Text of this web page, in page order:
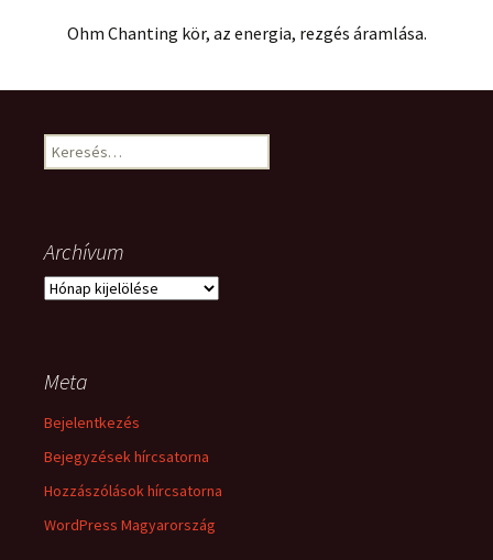
Ohm Chanting kör, az energia, rezgés áramlása.
Keresés:
Archívum
Archívum
Meta
Bejelentkezés
Bejegyzések hírcsatorna
Hozzászólások hírcsatorna
WordPress Magyarország